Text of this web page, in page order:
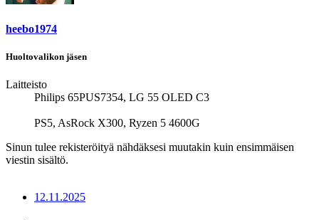
heebo1974
Huoltovalikon jäsen
Laitteisto
Philips 65PUS7354, LG 55 OLED C3
PS5, AsRock X300, Ryzen 5 4600G
Sinun tulee rekisteröityä nähdäksesi muutakin kuin ensimmäisen
viestin sisältö.
12.11.2025